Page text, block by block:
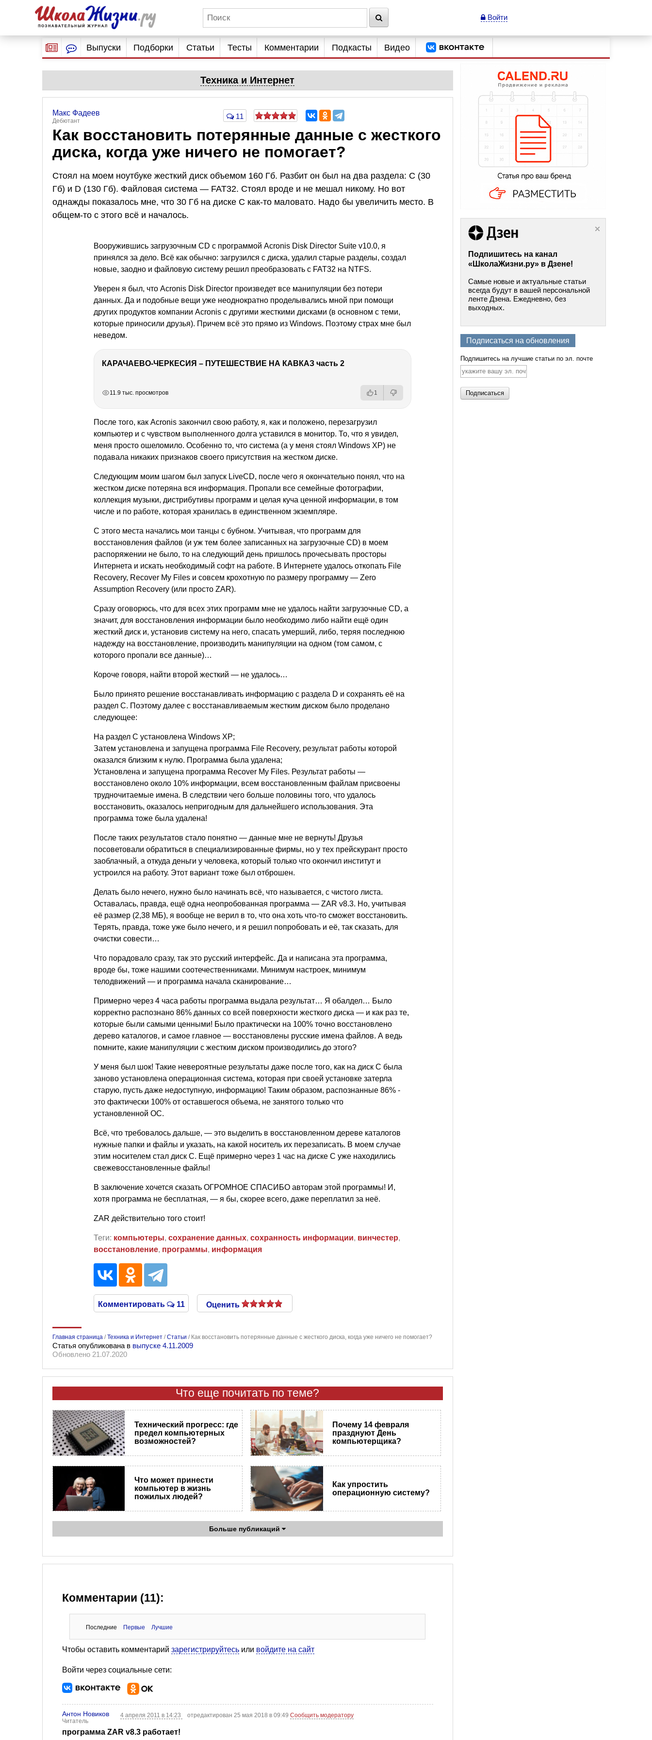
Войти
Выпуски Подборки Статьи Тесты Комментарии Подкасты Видео
Техника и Интернет
Макс Фадеев
Дебютант
11
Как восстановить потерянные данные с жесткого
диска, когда уже ничего не помогает?
Стоял на моем ноутбуке жесткий диск объемом 160 Гб. Разбит он был на два раздела: С (30
Гб) и D (130 Гб). Файловая система — FAT32. Стоял вроде и не мешал никому. Но вот
однажды показалось мне, что 30 Гб на диске C как-то маловато. Надо бы увеличить место. В
общем-то с этого всё и началось.
Вооружившись загрузочным CD с программой Acronis Disk Director Suite v10.0, я
принялся за дело. Всё как обычно: загрузился с диска, удалил старые разделы, создал
новые, заодно и файловую систему решил преобразовать с FAT32 на NTFS.
Уверен я был, что Acronis Disk Director произведет все манипуляции без потери
данных. Да и подобные вещи уже неоднократно проделывались мной при помощи
других продуктов компании Acronis с другими жесткими дисками (в основном с теми,
которые приносили друзья). Причем всё это прямо из Windows. Поэтому страх мне был
неведом.
КАРАЧАЕВО-ЧЕРКЕСИЯ – ПУТЕШЕСТВИЕ НА КАВКАЗ часть 2
11.9 тыс. просмотров 1
После того, как Acronis закончил свою работу, я, как и положено, перезагрузил
компьютер и с чувством выполненного долга уставился в монитор. То, что я увидел,
меня просто ошеломило. Особенно то, что система (а у меня стоял Windows XP) не
подавала никаких признаков своего присутствия на жестком диске.
Следующим моим шагом был запуск LiveCD, после чего я окончательно понял, что на
жестком диске потеряна вся информация. Пропали все семейные фотографии,
коллекция музыки, дистрибутивы программ и целая куча ценной информации, в том
числе и по работе, которая хранилась в единственном экземпляре.
С этого места начались мои танцы с бубном. Учитывая, что программ для
восстановления файлов (и уж тем более записанных на загрузочные CD) в моем
распоряжении не было, то на следующий день пришлось прочесывать просторы
Интернета и искать необходимый софт на работе. В Интернете удалось откопать File
Recovery, Recover My Files и совсем крохотную по размеру программу — Zero
Assumption Recovery (или просто ZAR).
Сразу оговорюсь, что для всех этих программ мне не удалось найти загрузочные CD, а
значит, для восстановления информации было необходимо либо найти ещё один
жесткий диск и, установив систему на него, спасать умерший, либо, теряя последнюю
надежду на восстановление, производить манипуляции на одном (том самом, с
которого пропали все данные)…
Короче говоря, найти второй жесткий — не удалось…
Было принято решение восстанавливать информацию с раздела D и сохранять её на
раздел С. Поэтому далее с восстанавливаемым жестким диском было проделано
следующее:
На раздел С установлена Windows XP;
Затем установлена и запущена программа File Recovery, результат работы которой
оказался близким к нулю. Программа была удалена;
Установлена и запущена программа Recover My Files. Результат работы —
восстановлено около 10% информации, всем восстановленным файлам присвоены
трудночитаемые имена. В следствии чего больше половины того, что удалось
восстановить, оказалось непригодным для дальнейшего использования. Эта
программа тоже была удалена!
После таких результатов стало понятно — данные мне не вернуть! Друзья
посоветовали обратиться в специализированные фирмы, но у тех прейскурант просто
заоблачный, а откуда деньги у человека, который только что окончил институт и
устроился на работу. Этот вариант тоже был отброшен.
Делать было нечего, нужно было начинать всё, что называется, с чистого листа.
Оставалась, правда, ещё одна неопробованная программа — ZAR v8.3. Но, учитывая
её размер (2,38 МБ), я вообще не верил в то, что она хоть что-то сможет восстановить.
Терять, правда, тоже уже было нечего, и я решил попробовать и её, так сказать, для
очистки совести…
Что порадовало сразу, так это русский интерфейс. Да и написана эта программа,
вроде бы, тоже нашими соотечественниками. Минимум настроек, минимум
телодвижений — и программа начала сканирование…
Примерно через 4 часа работы программа выдала результат… Я обалдел… Было
корректно распознано 86% данных со всей поверхности жесткого диска — и как раз те,
которые были самыми ценными! Было практически на 100% точно восстановлено
дерево каталогов, и самое главное — восстановлены русские имена файлов. А ведь
помните, какие манипуляции с жестким диском производились до этого?
У меня был шок! Такие невероятные результаты даже после того, как на диск С была
заново установлена операционная система, которая при своей установке затерла
старую, пусть даже недоступную, информацию! Таким образом, распознанные 86% -
это фактически 100% от оставшегося объема, не занятого только что
установленной ОС.
Всё, что требовалось дальше, — это выделить в восстановленном дереве каталогов
нужные папки и файлы и указать, на какой носитель их перезаписать. В моем случае
этим носителем стал диск С. Ещё примерно через 1 час на диске С уже находились
свежевосстановленные файлы!
В заключение хочется сказать ОГРОМНОЕ СПАСИБО авторам этой программы! И,
хотя программа не бесплатная, — я бы, скорее всего, даже переплатил за неё.
ZAR действительно того стоит!
Теги: компьютеры, сохранение данных, сохранность информации, винчестер,
восстановление, программы, информация
Комментировать 11 Оценить
Главная страница /Техника и Интернет /Статьи / Как восстановить потерянные данные с жесткого диска, когда уже ничего не помогает?
Статья опубликована в выпуске 4.11.2009
Обновлено 21.07.2020
Что еще почитать по теме?
Технический прогресс: где
предел компьютерных
возможностей?
Почему 14 февраля
празднуют День
компьютерщика?
Что может принести
компьютер в жизнь
пожилых людей?
Как упростить
операционную систему?
Больше публикаций
Комментарии (11):
Последние Первые Лучшие
Чтобы оставить комментарий зарегистрируйтесь или войдите на сайт
Войти через социальные сети:
Антон Новиков
Читатель
4 апреля 2011 в 14:23 отредактирован 25 мая 2018 в 09:49Сообщить модератору
программа ZAR v8.3 работает!
Подпишитесь на канал
«ШколаЖизни.ру» в Дзене!
Самые новые и актуальные статьи
всегда будут в вашей персональной
ленте Дзена. Ежедневно, без
выходных.
Подписаться на обновления
Подпишитесь на лучшие статьи по эл. почте